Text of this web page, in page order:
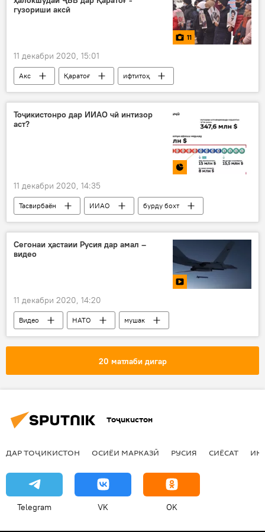
гузориши аксӣ
11
11 декабри 2020, 15:01
Акс Қаратоғ
ифтитоҳ
лавҳа
лавҳаи ҷадид
ёдгорӣ
Тоҷикистонро дар ИИАО чӣ интизор
аст?
11 декабри 2020, 14:35
Тасвирбаён ИИАО
бурду бохт
Дар Тоҷикистон
Сегонаи ҳастаии Русия дар амал –
видео
11 декабри 2020, 14:20
Видео НАТО
мушак
Дар Русия
Амрико
20 матлаби дигар
Тоҷикистон
ДАР ТОҶИКИСТОН ОСИЁИ МАРКАЗӢ РУСИЯ СИЁСАТ
Telegram VK OK